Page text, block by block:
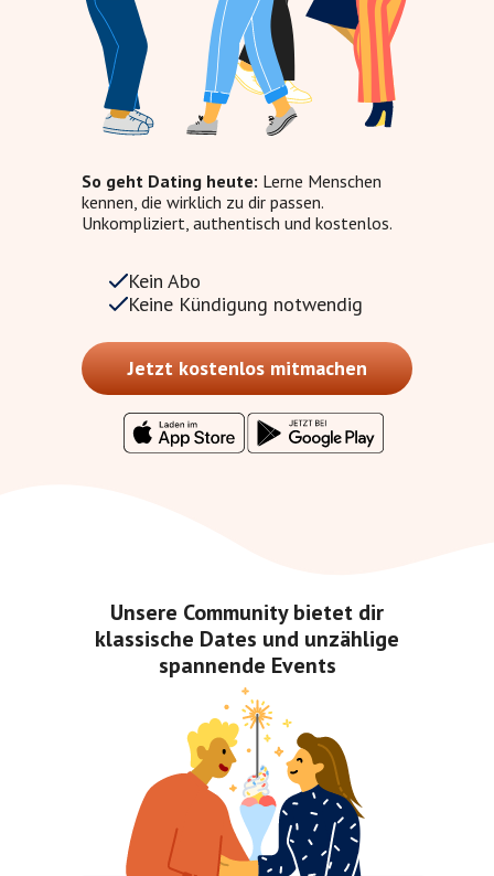
So geht Dating heute: Lerne Menschen
kennen, die wirklich zu dir passen.
Unkompliziert, authentisch und kostenlos.
Kein Abo
Keine Kündigung notwendig
Jetzt kostenlos mitmachen
Unsere Community bietet dir
klassische Dates und unzählige
spannende Events